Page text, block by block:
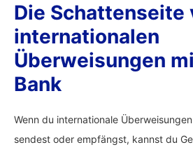
Die Schattenseite
internationalen
Überweisungen
Bank
Wenn du internationale
sendest oder empfängst, kannst du